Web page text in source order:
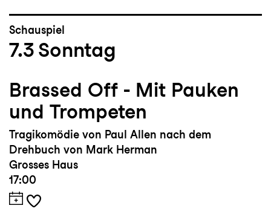
Schauspiel
7.3 Sonntag
Brassed Off - Mit Pauken
und Trompeten
Tragikomödie von Paul Allen nach dem
Drehbuch von Mark Herman
Grosses Haus
17:00